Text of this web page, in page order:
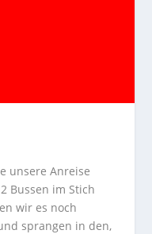
unsere Anreise
Bussen im Stich
wir es noch
sprangen in den,